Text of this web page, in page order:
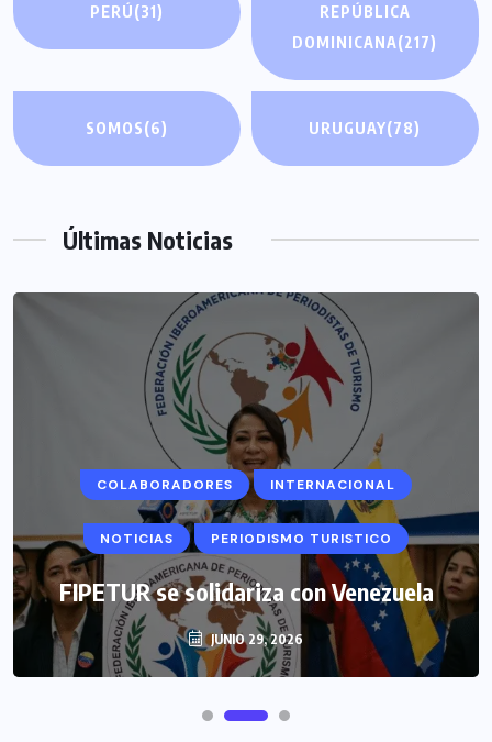
PERÚ(31)
REPÚBLICA
DOMINICANA(217)
SOMOS(6) URUGUAY(78)
Últimas Noticias
COLABORADORES INTERNACIONAL
NOTICIAS PERIODISMO TURISTICO
FIPETUR se solidariza con Venezuela
JUNIO 29, 2026